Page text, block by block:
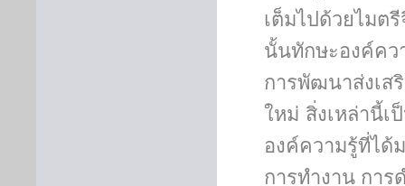
เต็มไปด้วยไมต
นั้นทักษะองค์คว
การพัฒนาส่งเส
ใหม่ สิ่งเหล่านี้เ
องค์ความรู้ที่ได้
การทำงาน กา